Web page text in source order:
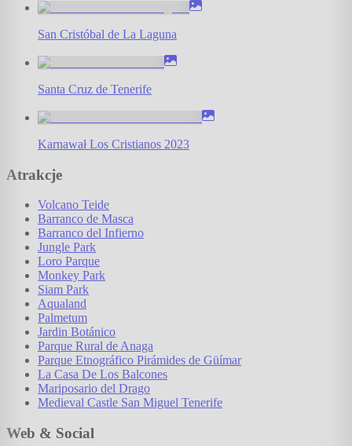
San Cristóbal de La Laguna
Santa Cruz de Tenerife
Karnawał Los Cristianos 2023
Atrakcje
Volcano Teide
Barranco de Masca
Barranco del Infierno
Jungle Park
Loro Parque
Monkey Park
Siam Park
Aqualand
Palmetum
Jardin Botánico
Parque Rural de Anaga
Parque Etnográfico Pirámides de Güímar
La Casa De Los Balcones
Mariposario del Drago
Medieval Castle San Miguel Tenerife
Web & Social